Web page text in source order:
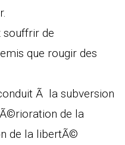
souffrir de
que rougir des
Ã la subversion
de la
de la libertÃ©